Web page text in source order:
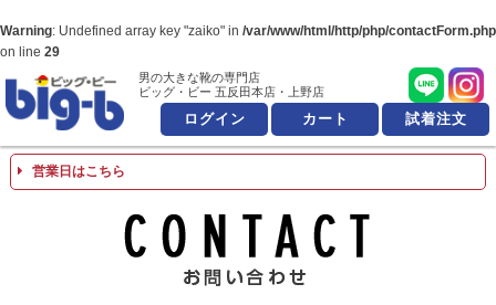
Warning: Undefined array key "zaiko" in /var/www/html/http/php/contactForm.php
on line 29
男の大きな靴の
男の大きな靴の専門店
ビッグ・ビー 五反田本店・上野店
ログイン カート 試着注文
営業日はこちら